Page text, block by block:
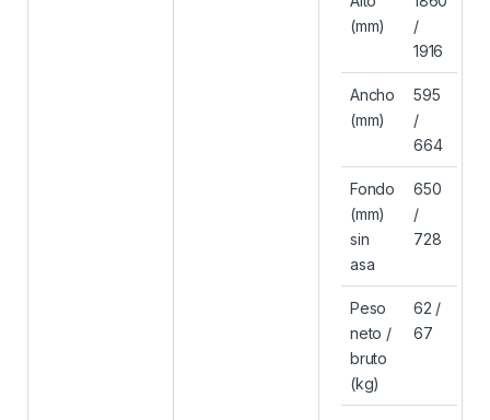
(mm)
/
1916
Ancho
(mm)
595
/
664
Fondo
(mm)
sin
asa
650
/
728
Peso
neto /
bruto
(kg)
62 /
67